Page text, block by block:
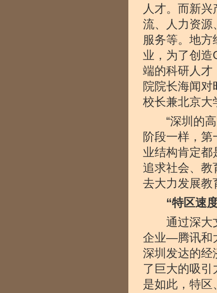
人才。而新
流、人力资源
服务等。地
业，为了创造
端的科研人才
院院长海闻
校长兼北京大
“深圳的高
阶段一样，
业结构肯定都
追求社会、教
去大力发展教
“特区速
通过深大文
企业—腾讯和
深圳发达的经
了巨大的吸
是如此，特区